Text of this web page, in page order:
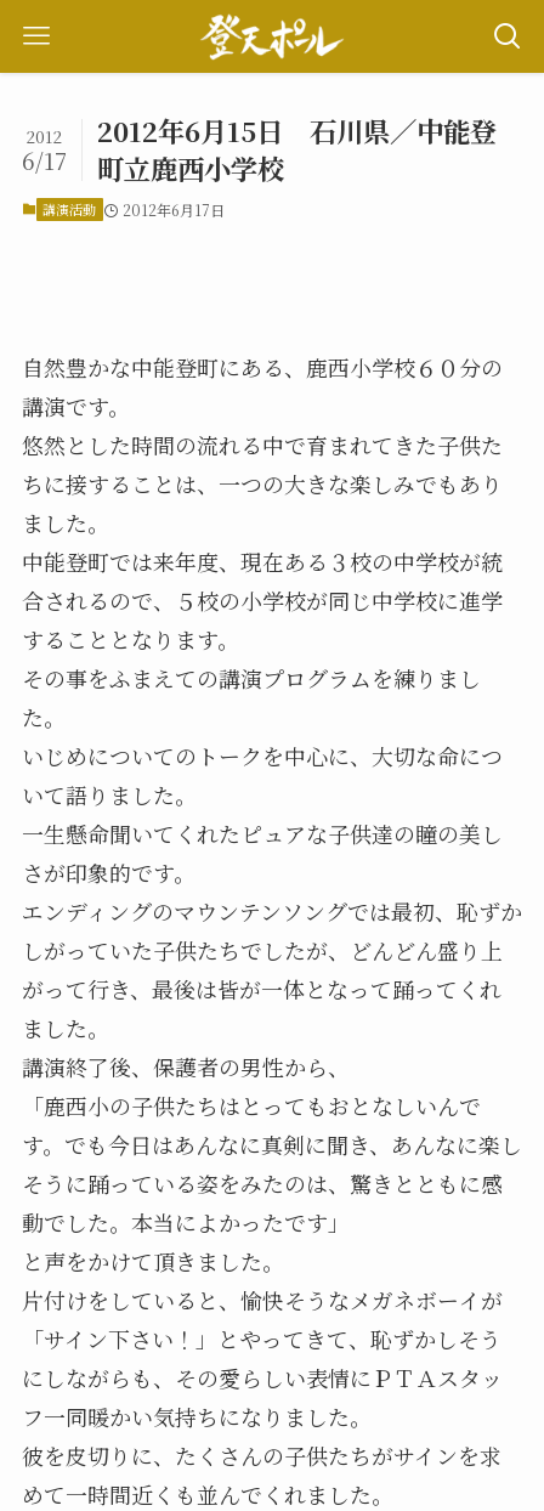
2012年6月15日 石川県／中能登
町立鹿西小学校
2012
6/17
講演活動 2012年6月17日
自然豊かな中能登町にある、鹿西小学校６０分の
講演です。
悠然とした時間の流れる中で育まれてきた子供た
ちに接することは、一つの大きな楽しみでもあり
ました。
中能登町では来年度、現在ある３校の中学校が統
合されるので、５校の小学校が同じ中学校に進学
することとなります。
その事をふまえての講演プログラムを練りまし
た。
いじめについてのトークを中心に、大切な命につ
いて語りました。
一生懸命聞いてくれたピュアな子供達の瞳の美し
さが印象的です。
エンディングのマウンテンソングでは最初、恥ずか
しがっていた子供たちでしたが、どんどん盛り上
がって行き、最後は皆が一体となって踊ってくれ
ました。
講演終了後、保護者の男性から、
「鹿西小の子供たちはとってもおとなしいんで
す。でも今日はあんなに真剣に聞き、あんなに楽し
そうに踊っている姿をみたのは、驚きとともに感
動でした。本当によかったです」
と声をかけて頂きました。
片付けをしていると、愉快そうなメガネボーイが
「サイン下さい！」とやってきて、恥ずかしそう
にしながらも、その愛らしい表情にＰＴＡスタッ
フ一同暖かい気持ちになりました。
彼を皮切りに、たくさんの子供たちがサインを求
めて一時間近くも並んでくれました。